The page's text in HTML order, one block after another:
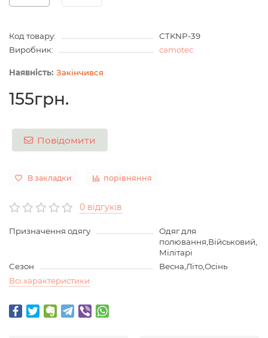
Код товару:
СTKNP-39
Виробник:
camotec
Закінчився
155грн.
Повідомити
В закладки порівняння
0 відгуків
Призначення одягу
Одяг для
полювання,Військовий,
Мілітарі
Сезон
Весна,Літо,Осінь
Всі характеристики